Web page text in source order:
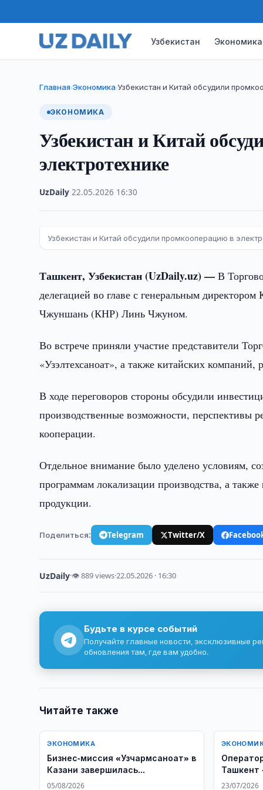
Узбекистан Экономика
Главная›Экономика›Узбекистан и Китай обсудили
ЭКОНОМИКА
Узбекистан и Китай
электротехнике
UzDaily ·22.05.2026 16:30
Узбекистан и Китай обсудили промкооперацию в
Ташкент, Узбекистан (UzDaily.uz) —В
делегацией во главе с генеральным
Чжуншань (КНР) Линь Чжуном.
Во встрече приняли участие представители
«Узэлтехсаноат», а также китайских
В ходе переговоров стороны обсудили
производственные возможности, перспективы
кооперации.
Отдельное внимание было уделено условиям,
программам локализации производства, а
продукции.
Поделиться: Telegram Twitter/X
UzDaily·👁 889 views·22.05.2026 · 16:30
Будьте в курсе событий
Получайте главные новости, эксклюзивные
обновления там, где вам удобно.
Читайте также
ЭКОНОМИКА
Бизнес-миссия «Узчармсаноат» в
Казани завершилась
экспортными соглашениями на
05/08/2026
Ташкент
после
23/07/2026